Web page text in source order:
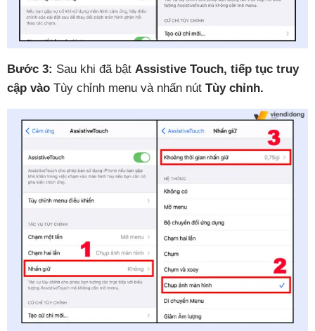
Bước 3: Sau khi đã bật Assistive Touch, tiếp tục truy
cập vào Tùy chỉnh menu và nhấn nút Tùy chỉnh.